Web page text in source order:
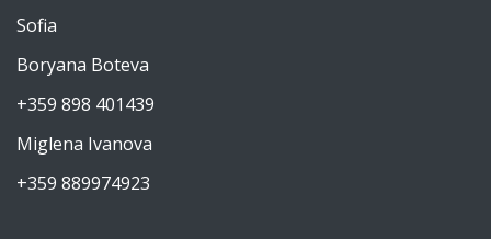
Sofia
Boryana Boteva
+359 898 401439
Miglena Ivanova
+359 889974923